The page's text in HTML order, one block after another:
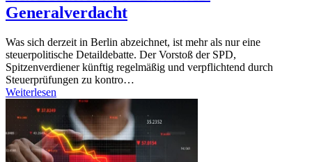
Generalverdacht
Was sich derzeit in Berlin abzeichnet, ist mehr als nur eine
steuerpolitische Detaildebatte. Der Vorstoß der SPD,
Spitzenverdiener künftig regelmäßig und verpflichtend durch
Steuerprüfungen zu kontro…
Weiterlesen